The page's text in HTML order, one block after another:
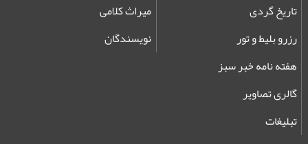
تاریخ گردی
میراث کلامی
رزرو بلیط و تور
هفته نامه خبر سبز
گالری تصاویر
تبلیغات
نویسندگان